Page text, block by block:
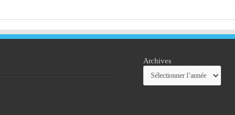
Archives